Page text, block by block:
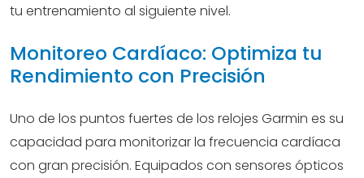
tu entrenamiento al siguiente nivel.
Monitoreo Cardíaco: Optimiza tu
Rendimiento con Precisión
Uno de los puntos fuertes de los relojes Garmin es su
capacidad para monitorizar la frecuencia cardíaca
con gran precisión. Equipados con sensores ópticos